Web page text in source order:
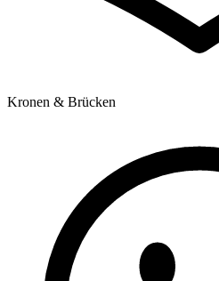
Kronen & Brücken